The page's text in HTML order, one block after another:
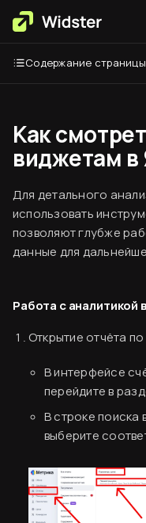
Как
виджетам
Для детального
использовать
позволяют глубже
данные для
Работа с аналитикой
Открытие отчёта
В интерфейсе
перейдите в
В строке поиска
выберите
Содержание страницы